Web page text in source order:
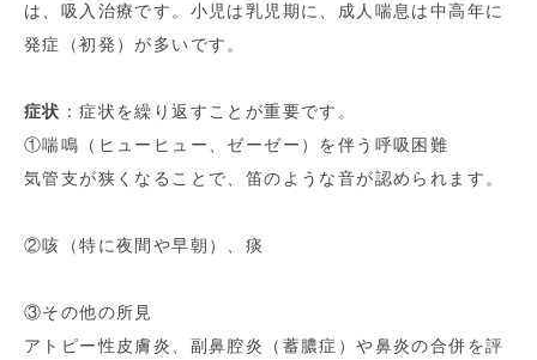
は、吸入治療です。小児は乳児期に、成人喘息は中高年に
発症（初発）が多いです。
症状 ：症状を繰り返すことが重要です。
①喘鳴（ヒューヒュー、ゼーゼー）を伴う呼吸困難
気管支が狭くなることで、笛のような音が認められます。
②咳（特に夜間や早朝）、痰
③その他の所見
アトピー性皮膚炎、副鼻腔炎（蓄膿症）や鼻炎の合併を評